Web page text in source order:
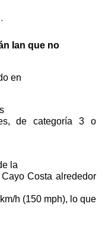
Ian que no
en
de categoría 3 o
la
Costa alrededor
h (150 mph), lo que